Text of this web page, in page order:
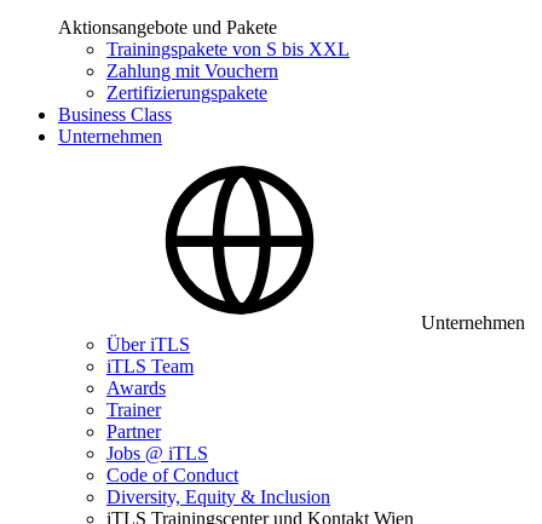
Aktionsangebote und Pakete
Trainingspakete von S bis XXL
Zahlung mit Vouchern
Zertifizierungspakete
Business Class
Unternehmen
Unternehmen
Über iTLS
iTLS Team
Awards
Trainer
Partner
Jobs @ iTLS
Code of Conduct
Diversity, Equity & Inclusion
iTLS Trainingscenter und Kontakt Wien